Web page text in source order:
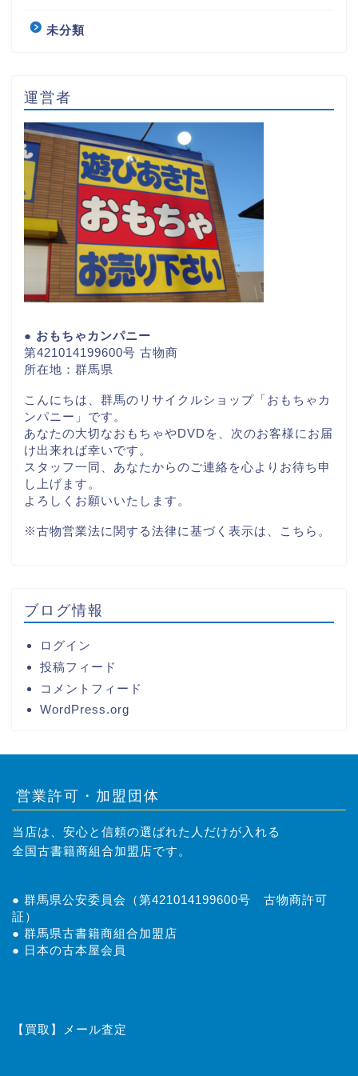
未分類
運営者
● おもちゃカンパニー
第421014199600号 古物商
所在地：群馬県
こんにちは、群馬のリサイクルショップ「おもちゃカ
ンパニー」です。
あなたの大切なおもちゃやDVDを、次のお客様にお届
け出来れば幸いです。
スタッフ一同、あなたからのご連絡を心よりお待ち申
し上げます。
よろしくお願いいたします。
※古物営業法に関する法律に基づく表示は、 こちら。
ブログ情報
ログイン
投稿フィード
コメントフィード
WordPress.org
営業許可・加盟団体
当店は、安心と信頼の選ばれた人だけが入れる
全国古書籍商組合加盟店です。
● 群馬県公安委員会（第421014199600号 古物商許可
証）
● 群馬県古書籍商組合加盟店
● 日本の古本屋会員
【買取】メール査定